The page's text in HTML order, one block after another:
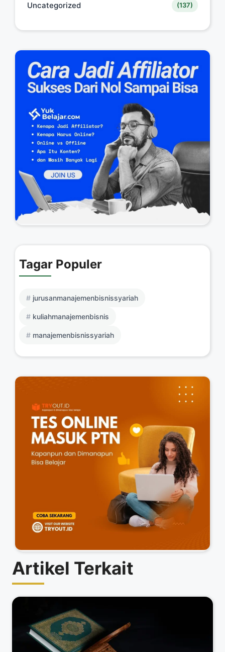
Uncategorized (137)
Tagar Populer
jurusanmanajemenbisnissyariah
kuliahmanajemenbisnis
manajemenbisnissyariah
Artikel Terkait